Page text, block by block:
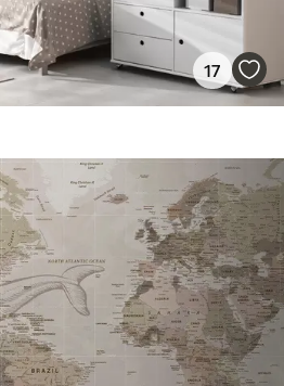
17